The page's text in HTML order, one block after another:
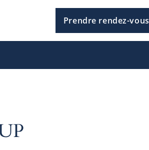
Prendre rendez-vous